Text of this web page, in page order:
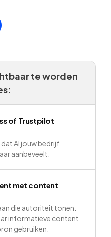
te worden
of Trustpilot
dat AI jouw bedrijf
aanbeveelt.
met content
die autoriteit tonen.
informatieve content
gebruiken.